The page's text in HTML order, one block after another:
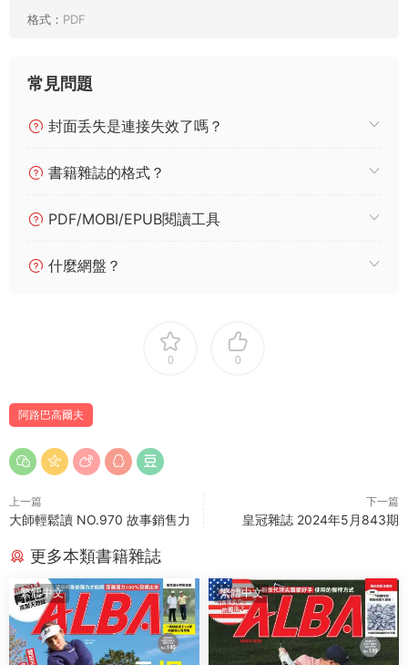
格式： PDF
常見問題
封面丢失是連接失效了嗎？
書籍雜誌的格式？
PDF/MOBI/EPUB閱讀工具
什麼網盤？
0 0
阿路巴高爾夫
上一篇
大師輕鬆讀 NO.970 故事銷售力
下一篇
皇冠雜誌 2024年5月843期
更多本類書籍雜誌
繁體中文 繁體中文